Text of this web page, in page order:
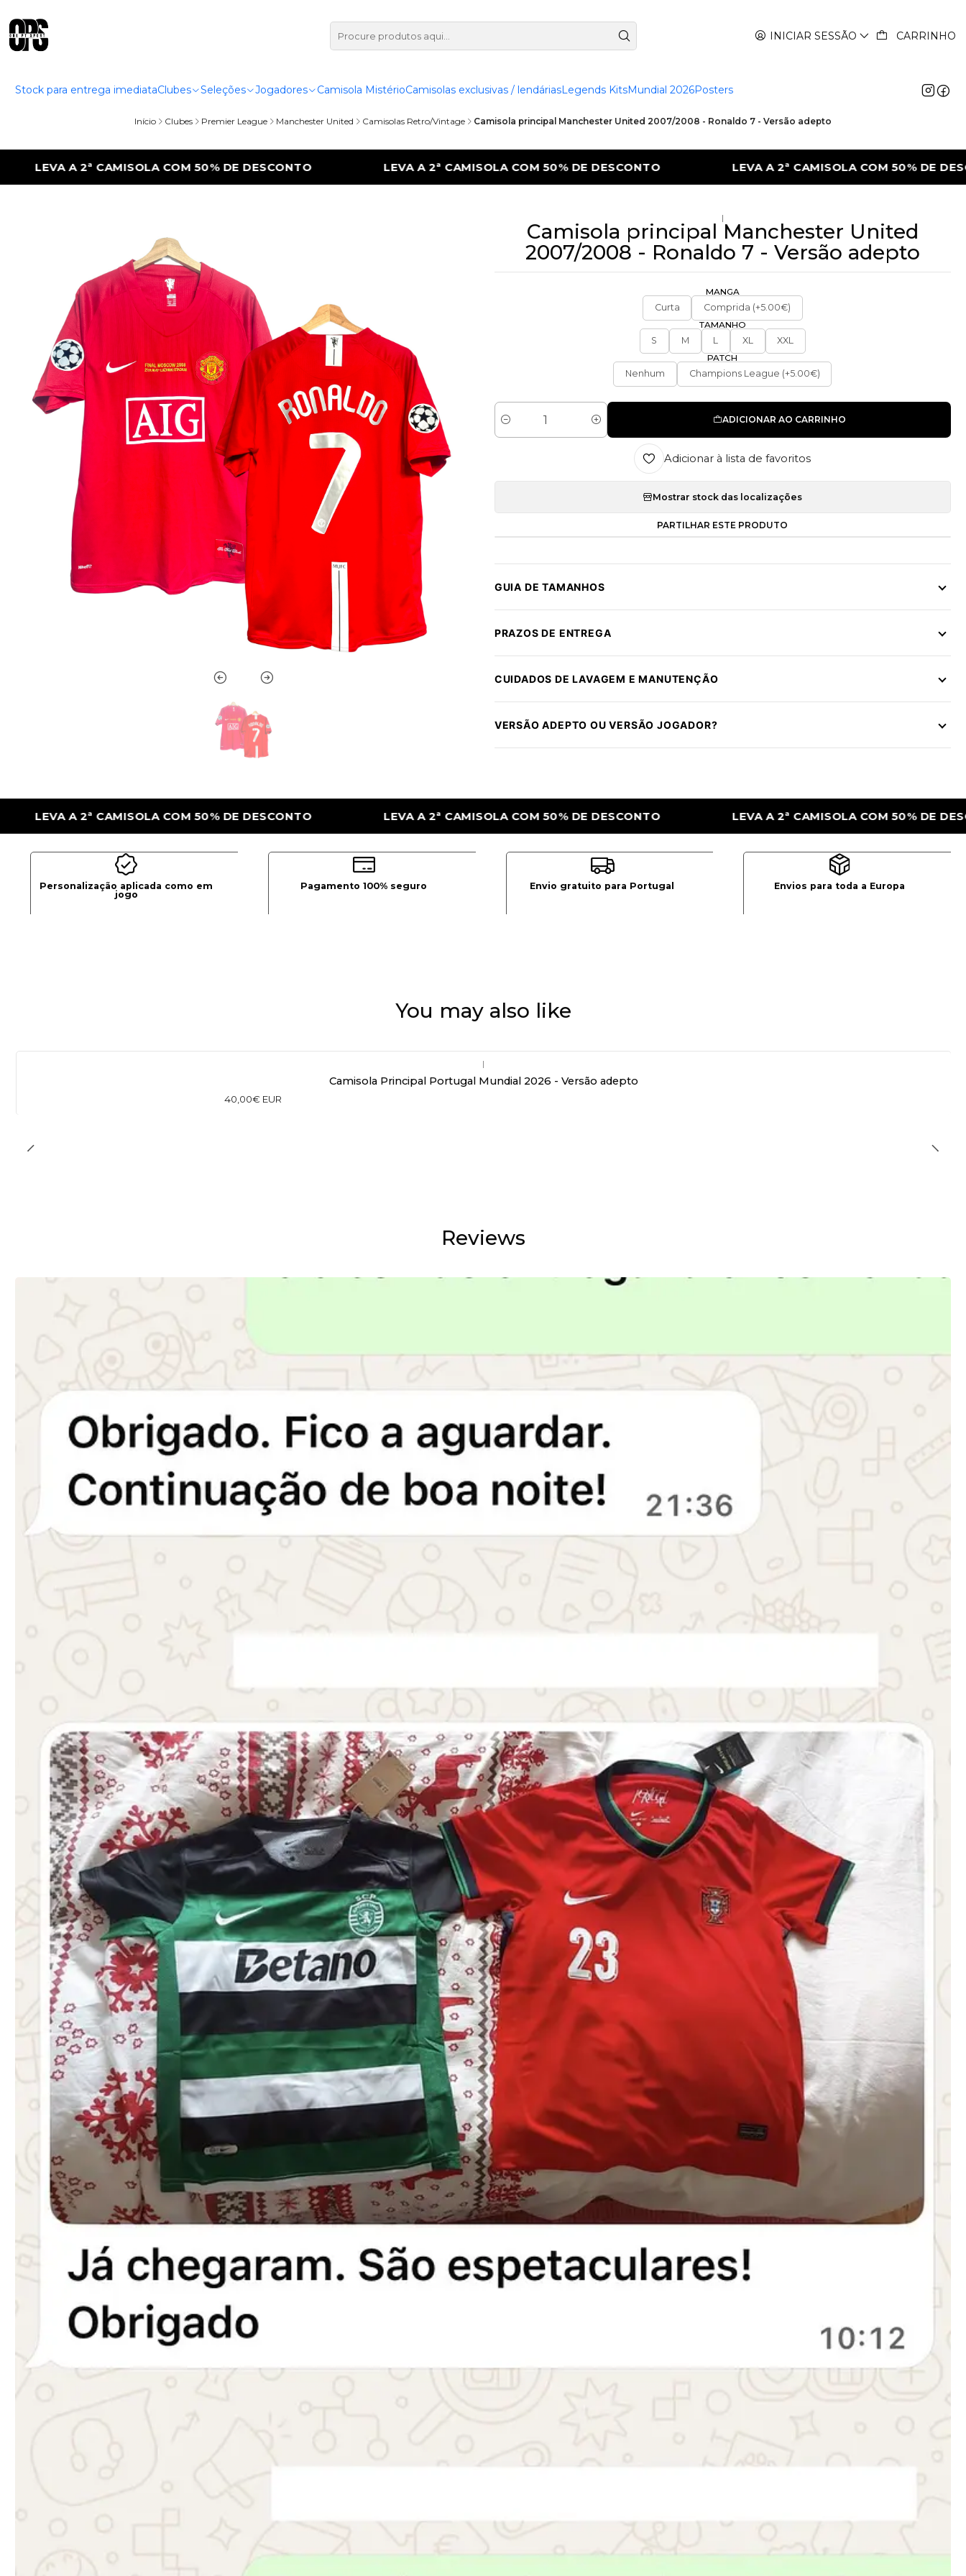
INICIAR SESSÃO CARRINHO
Stock para entrega imediataClubes Seleções Jogadores Camisola MistérioCamisolas exclusivas / lendáriasLegends KitsMundial 2026Posters
Início Clubes Premier League Manchester United Camisolas Retro/Vintage Camisola principal Manchester United 2007/2008 - Ronaldo 7 - Versão adepto
DE DESCONTO LEVA A 2ª CAMISOLA COM 50% DE DESCONTO LEVA A 2ª CAMISOLA COM 50% DE DESCONTO LEVA A 2ª
|
Camisola principal Manchester United
2007/2008 - Ronaldo 7 - Versão adepto
MANGA
Curta
Comprida (+5.00€)
TAMANHO
S
M L XL
XXL
PATCH
Nenhum
Champions League (+5.00€)
Quantidade
ADICIONAR AO CARRINHO
Adicionar à lista de favoritos
Mostrar stock das localizações
PARTILHAR ESTE PRODUTO
GUIA DE TAMANHOS
PRAZOS DE ENTREGA
CUIDADOS DE LAVAGEM E MANUTENÇÃO
VERSÃO ADEPTO OU VERSÃO JOGADOR?
DE DESCONTO LEVA A 2ª CAMISOLA COM 50% DE DESCONTO LEVA A 2ª CAMISOLA COM 50% DE DESCONTO LEVA A 2ª
Personalização aplicada como em
jogo
Pagamento 100% seguro Envio gratuito para Portugal Envios para toda a Europa
You may also like
|
Camisola Principal Portugal Mundial 2026 - Versão adepto
40,00€ EUR
Reviews